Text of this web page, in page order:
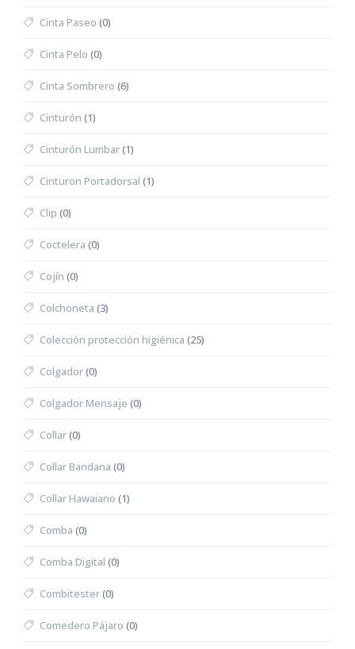
Cinta Paseo (0)
Cinta Pelo (0)
Cinta Sombrero (6)
Cinturón (1)
Cinturón Lumbar(1)
Cinturon Portadorsal (1)
Clip (0)
Coctelera (0)
Cojín (0)
Colchoneta (3)
Colección protección higiénica (25)
Colgador(0)
Colgador Mensaje (0)
Collar(0)
Collar Bandana (0)
Collar Hawaiano (1)
Comba (0)
Comba Digital (0)
Combitester(0)
Comedero Pájaro (0)